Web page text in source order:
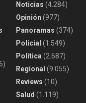
Noticias (4.284)
Opinión (977)
Panoramas (374)
Policial (1.549)
Política (2.687)
Regional (9.055)
Reviews (10)
Salud (1.119)